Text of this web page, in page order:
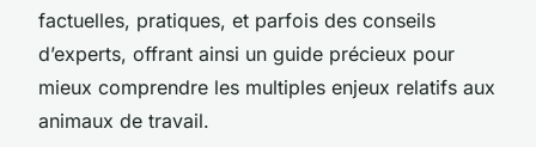
factuelles, pratiques, et parfois des conseils
d’experts, offrant ainsi un guide précieux pour
mieux comprendre les multiples enjeux relatifs aux
animaux de travail.